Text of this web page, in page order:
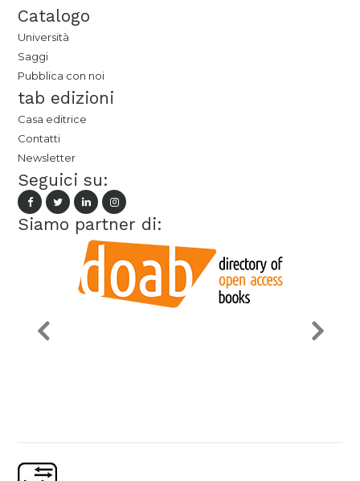
Catalogo
Università
Saggi
Pubblica con noi
tab edizioni
Casa editrice
Contatti
Newsletter
Seguici su:
Siamo partner di: